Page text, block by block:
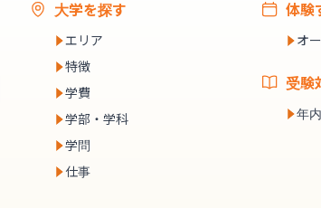
大学を探す
エリア
特徴
学費
学部・学科
学問
仕事
体験
オ
受験
年